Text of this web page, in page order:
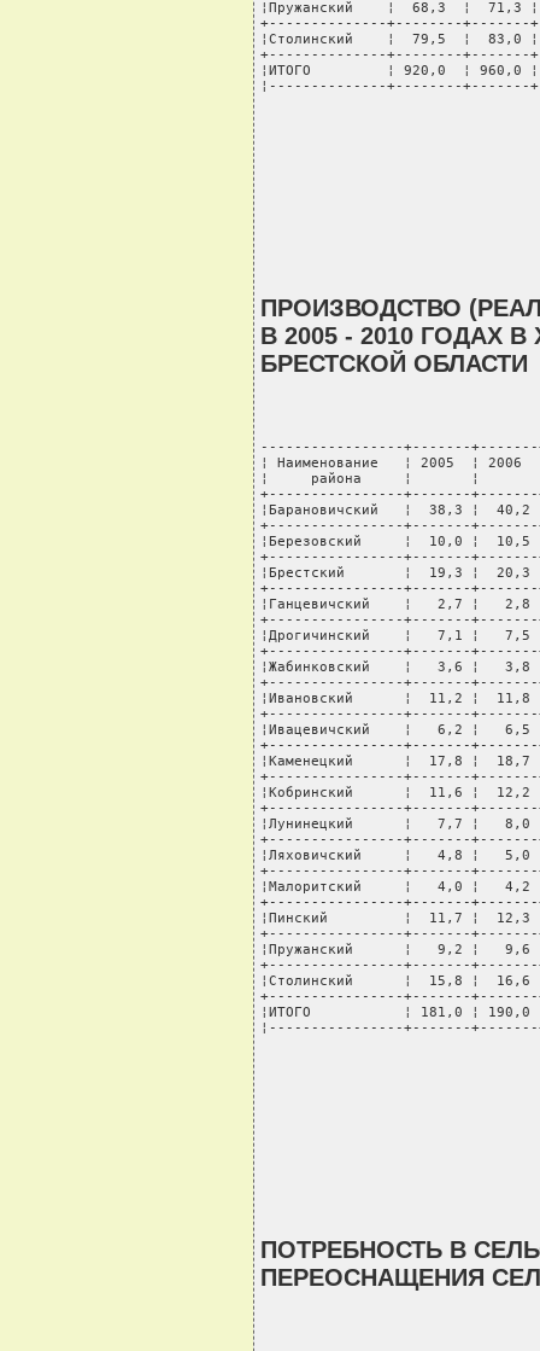
¦Пружанский    ¦  68,3  ¦
+--------------+--------+-------
¦Столинский    ¦  79,5  ¦  83,0
+--------------+--------+-------
¦ИТОГО         ¦ 920,0  ¦ 960,0
¦--------------+--------+-------
ПРОИЗВОДСТВО
В 2005 - 2010 ГОДАХ
БРЕСТСКОЙ ОБЛАСТИ
-----------------+-------
¦ Наименование   ¦ 2005  ¦
¦     района     ¦       ¦
+----------------+-------
¦Барановичский   ¦  38,3 ¦
+----------------+-------
¦Березовский     ¦  10,0 ¦
+----------------+-------
¦Брестский       ¦  19,3 ¦
+----------------+-------
¦Ганцевичский    ¦   2,7 ¦
+----------------+-------
¦Дрогичинский    ¦   7,1 ¦
+----------------+-------
¦Жабинковский    ¦   3,6 ¦
+----------------+-------
¦Ивановский      ¦  11,2 ¦
+----------------+-------
¦Ивацевичский    ¦   6,2 ¦
+----------------+-------
¦Каменецкий      ¦  17,8 ¦
+----------------+-------
¦Кобринский      ¦  11,6 ¦
+----------------+-------
¦Лунинецкий      ¦   7,7 ¦
+----------------+-------
¦Ляховичский     ¦   4,8 ¦
+----------------+-------
¦Малоритский     ¦   4,0 ¦
+----------------+-------
¦Пинский         ¦  11,7 ¦
+----------------+-------
¦Пружанский      ¦   9,2 ¦
+----------------+-------
¦Столинский      ¦  15,8 ¦
+----------------+-------
¦ИТОГО           ¦ 181,0 ¦ 190,0
¦----------------+-------
ПОТРЕБНОСТЬ В
ПЕРЕОСНАЩЕНИЯ